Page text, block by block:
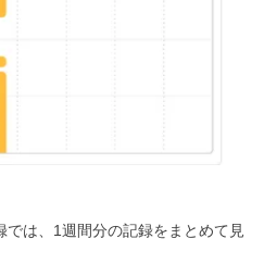
は、1週間分の記録をまとめて見